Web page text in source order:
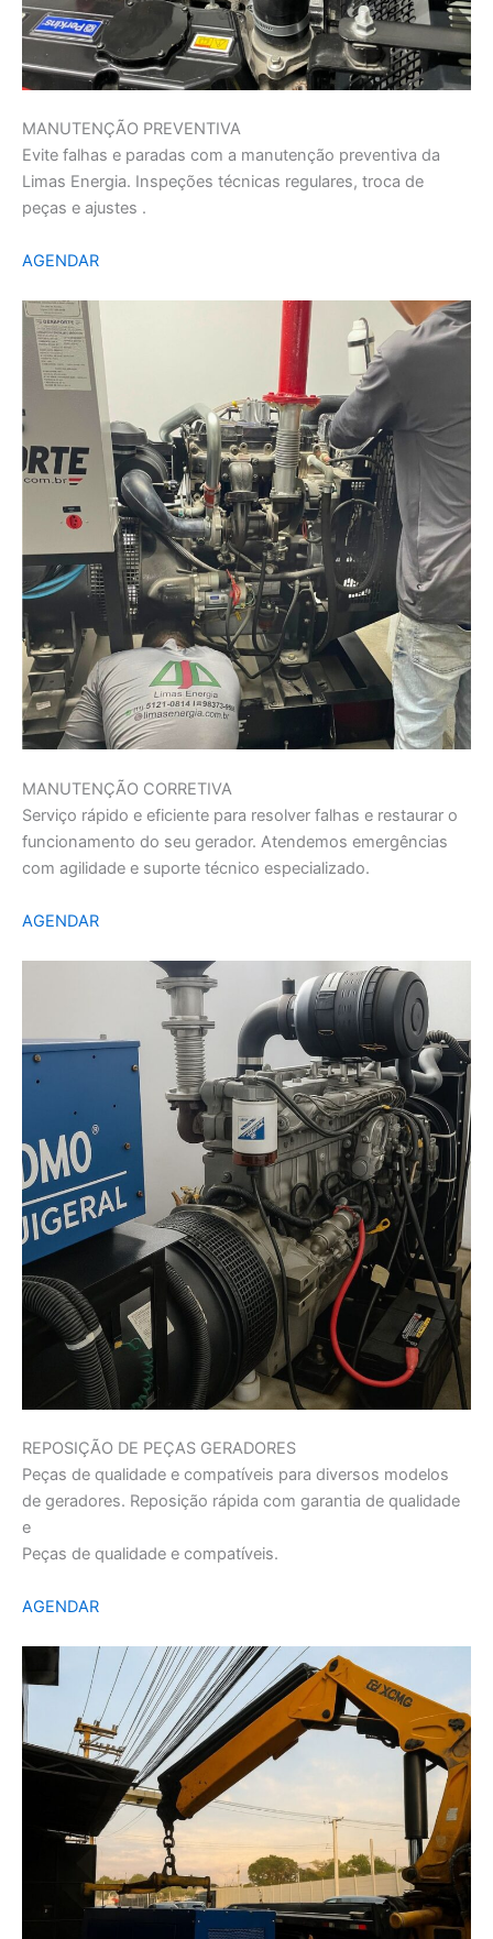
MANUTENÇÃO PREVENTIVA
Evite falhas e paradas com a manutenção preventiva da
Limas Energia. Inspeções técnicas regulares, troca de
peças e ajustes .
AGENDAR
MANUTENÇÃO CORRETIVA
Serviço rápido e eficiente para resolver falhas e restaurar o
funcionamento do seu gerador. Atendemos emergências
com agilidade e suporte técnico especializado.
AGENDAR
REPOSIÇÃO DE PEÇAS GERADORES
Peças de qualidade e compatíveis para diversos modelos
de geradores. Reposição rápida com garantia de qualidade
e
Peças de qualidade e compatíveis.
AGENDAR